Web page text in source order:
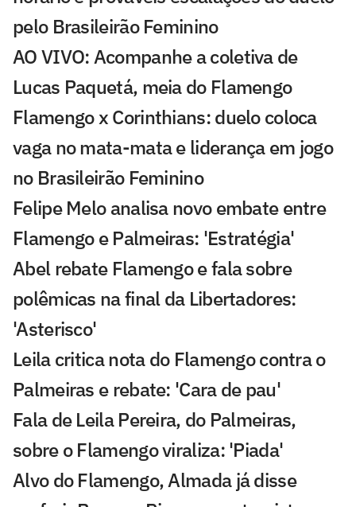
pelo Brasileirão Feminino
AO VIVO: Acompanhe a coletiva de
Lucas Paquetá, meia do Flamengo
Flamengo x Corinthians: duelo coloca
vaga no mata-mata e liderança em jogo
no Brasileirão Feminino
Felipe Melo analisa novo embate entre
Flamengo e Palmeiras: 'Estratégia'
Abel rebate Flamengo e fala sobre
polêmicas na final da Libertadores:
'Asterisco'
Leila critica nota do Flamengo contra o
Palmeiras e rebate: 'Cara de pau'
Fala de Leila Pereira, do Palmeiras,
sobre o Flamengo viraliza: 'Piada'
Alvo do Flamengo, Almada já disse